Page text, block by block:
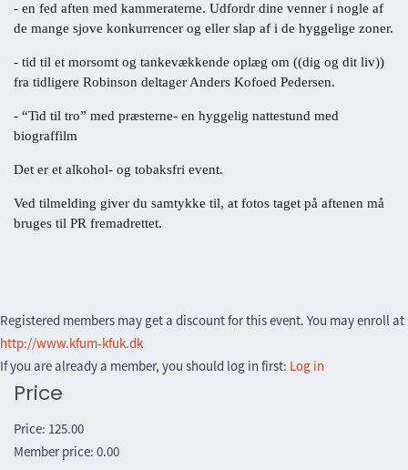
- en fed aften med kammeraterne. Udfordr dine venner i nogle af
de mange sjove konkurrencer og eller slap af i de hyggelige zoner.
- tid til et morsomt og tankevækkende oplæg om ((dig og dit liv))
fra tidligere Robinson deltager Anders Kofoed Pedersen.
- “Tid til tro” med præsterne- en hyggelig nattestund med
biograffilm
Det er et alkohol- og tobaksfri event.
Ved tilmelding giver du samtykke til, at fotos taget på aftenen må
bruges til PR fremadrettet.
Registered members may get a discount for this event. You may enroll at
http://www.kfum-kfuk.dk
If you are already a member, you should log in first: Log in
Price
Price: 125.00
Member price: 0.00